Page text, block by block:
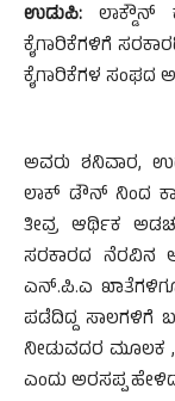
ಉಡುಪಿ: ಲಾಕ್ಡೌನ್
ಕೈಗಾರಿಕೆಗಳಿಗೆ
ಕೈಗಾರಿಕೆಗಳ ಸಂಘದ
ಅವರು ಶನಿವಾರ,
ಲಾಕ್ ಡೌನ್ ನಿಂದ
ತೀವ್ರ ಆರ್ಥಿಕ
ಸರಕಾರದ ನೆರವಿನ
ಎನ್.ಪಿ.ಎ
ಪಡೆದಿದ್ದ ಸಾಲಗಳಿಗೆ
ನೀಡುವದರ ಮೂಲಕ ,
ಎಂದು ಅರಸಪ್ಪ